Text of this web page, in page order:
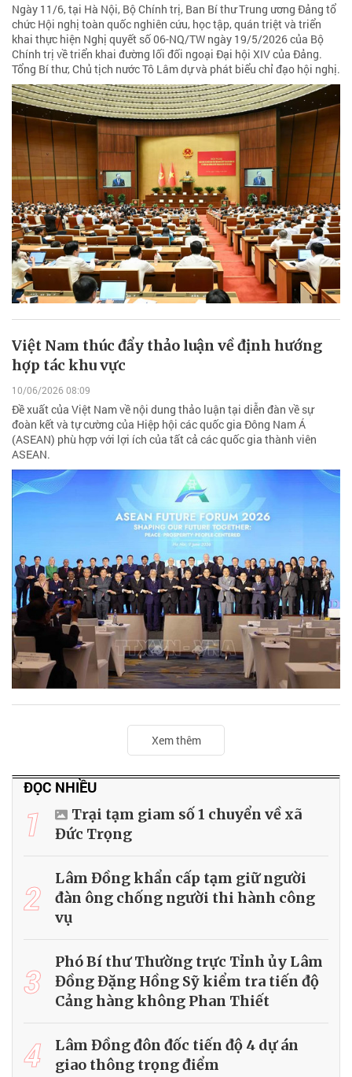
Ngày 11/6, tại Hà Nội, Bộ Chính trị, Ban Bí thư Trung ương Đảng tổ
chức Hội nghị toàn quốc nghiên cứu, học tập, quán triệt và triển
khai thực hiện Nghị quyết số 06-NQ/TW ngày 19/5/2026 của Bộ
Chính trị về triển khai đường lối đối ngoại Đại hội XIV của Đảng.
Tổng Bí thư, Chủ tịch nước Tô Lâm dự và phát biểu chỉ đạo hội nghị.
Việt Nam thúc đẩy thảo luận về định hướng
hợp tác khu vực
10/06/2026 08:09
Đề xuất của Việt Nam về nội dung thảo luận tại diễn đàn về sự
đoàn kết và tự cường của Hiệp hội các quốc gia Đông Nam Á
(ASEAN) phù hợp với lợi ích của tất cả các quốc gia thành viên
ASEAN.
Xem thêm
ĐỌC NHIỀU
1
Trại tạm giam số 1 chuyển về xã
Đức Trọng
2
Lâm Đồng khẩn cấp tạm giữ người
đàn ông chống người thi hành công
vụ
3
Phó Bí thư Thường trực Tỉnh ủy Lâm
Đồng Đặng Hồng Sỹ kiểm tra tiến độ
Cảng hàng không Phan Thiết
4
Lâm Đồng đôn đốc tiến độ 4 dự án
giao thông trọng điểm